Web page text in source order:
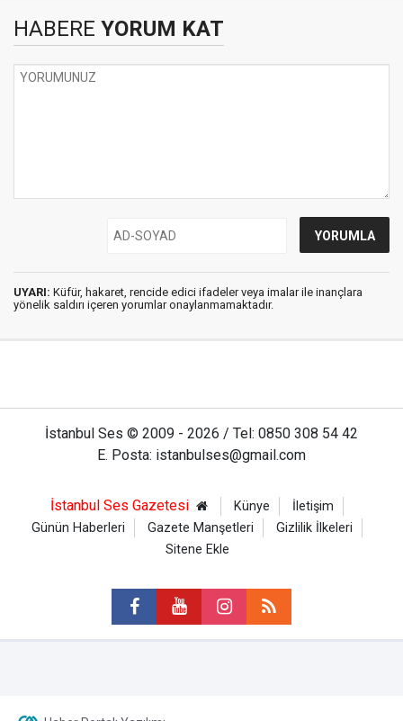
HABERE YORUM KAT
UYARI: Küfür, hakaret, rencide edici ifadeler veya imalar ile inançlara
yönelik saldırı içeren yorumlar onaylanmamaktadır.
İstanbul Ses © 2009 - 2026 / Tel: 0850 308 54 42
E. Posta: istanbulses@gmail.com
İstanbul Ses Gazetesi Künye
İletişim
Günün Haberleri
Gazete Manşetleri
Gizlilik İlkeleri
Sitene Ekle